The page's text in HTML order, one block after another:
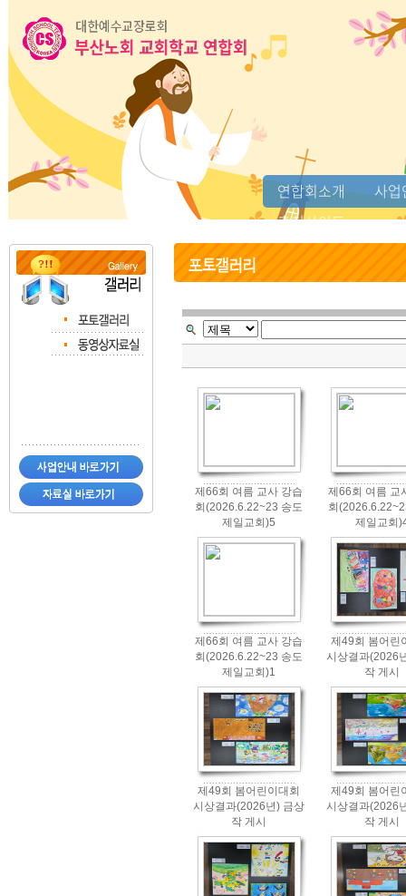
연합회소개
사
추천사이트
제66회 여름 교사 강습
회(2026.6.22~23 송도
제일교회)5
제66회 여름 교
회
제일교회
제66회 여름 교사 강습
회(2026.6.22~23 송도
제일교회)1
제49회 봄어린
시상결과(2026
작 게시
제49회 봄어린이대회
시상결과(2026년) 금상
작 게시
제49회 봄어린
시상결과(2026
작 게시